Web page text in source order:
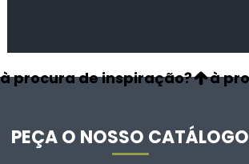
à procura de inspiração?
PEÇA O NOSSO CATÁLOGO